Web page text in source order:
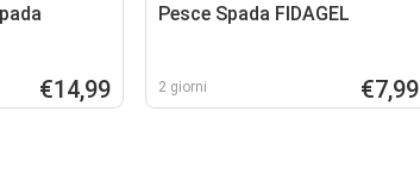
€14,99
Pesce Spada FIDAGEL
2 giorni €7,99